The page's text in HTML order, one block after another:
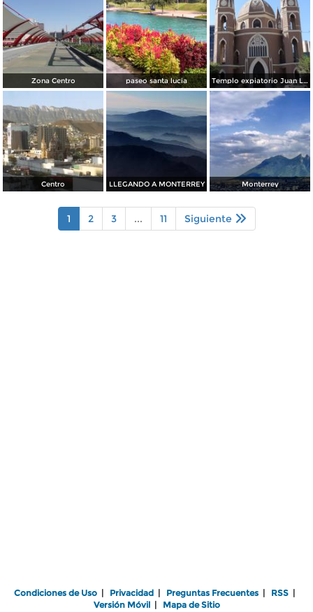
Zona Centro paseo santa lucia Templo expiatorio Juan Luis Gonzaga
Centro LLEGANDO A MONTERREY Monterrey
1 2 3 ... 11 Siguiente
Condiciones de Uso | Privacidad | Preguntas Frecuentes | RSS |
Versión Móvil| Mapa de Sitio